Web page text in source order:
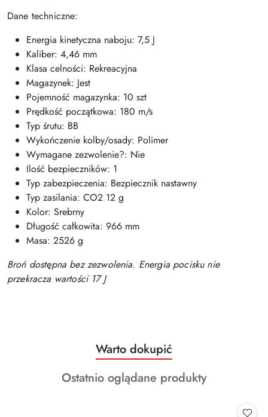
Dane techniczne:
Energia kinetyczna naboju: 7,5 J
Kaliber: 4,46 mm
Klasa celności: Rekreacyjna
Magazynek: Jest
Pojemność magazynka: 10 szt
Prędkość początkowa: 180 m/s
Typ śrutu: BB
Wykończenie kolby/osady: Polimer
Wymagane zezwolenie?: Nie
Ilość bezpieczników: 1
Typ zabezpieczenia: Bezpiecznik nastawny
Typ zasilania: CO2 12 g
Kolor: Srebrny
Długość całkowita: 966 mm
Masa: 2526 g
Broń dostępna bez zezwolenia. Energia pocisku nie
przekracza wartości 17 J
Pomiń karuzelę produktów
Produkty
o
statusie:
Warto dokupić
Produkty
Ostatnio oglądane produkty